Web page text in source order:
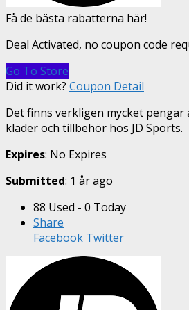
Få de bästa rabatterna här!
Deal Activated, no coupon code
Go To Store
Did it work? Coupon Detail
Det finns verkligen mycket
kläder och tillbehör hos JD Sports.
Expires: No Expires
Submitted: 1 år ago
88 Used - 0 Today
Share
Facebook Twitter